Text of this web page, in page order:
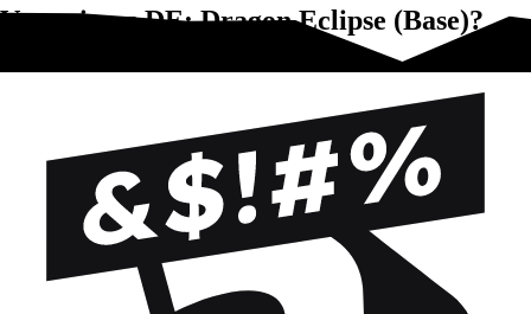
Vous aimez DE: Dragon Eclipse (Base)?